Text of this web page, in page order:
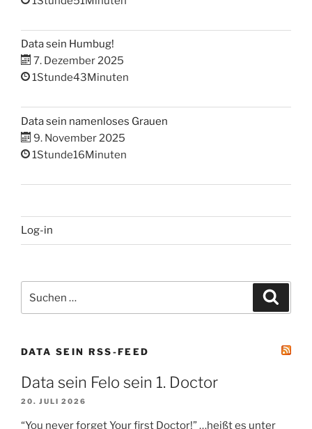
Data sein Humbug!
7. Dezember 2025
1Stunde43Minuten
Data sein namenloses Grauen
9. November 2025
1Stunde16Minuten
Log-in
nach:
DATA SEIN RSS-FEED
Data sein Felo sein 1. Doctor
20. JULI 2026
“You never forget Your first Doctor!” …heißt es unter